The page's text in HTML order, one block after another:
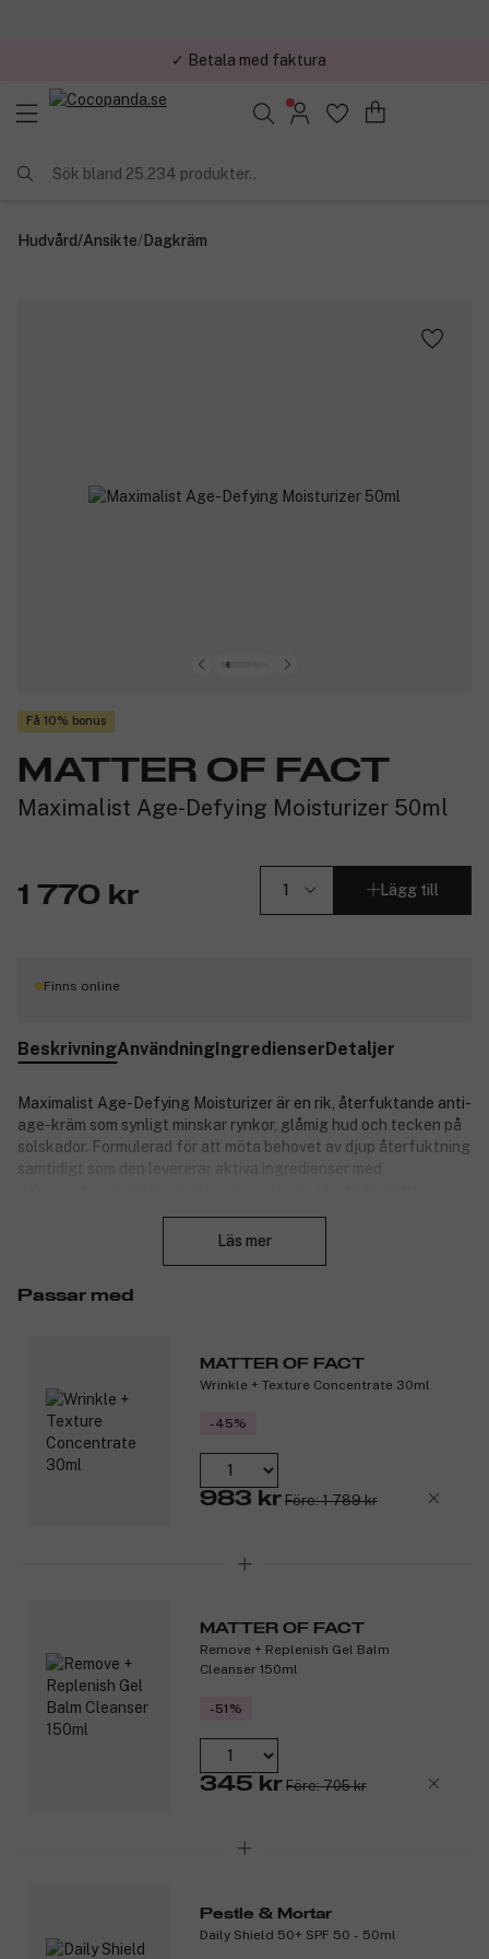
✓ Betala med faktura
Sök bland 25.234 produkter..
Hudvård/Ansikte/Dagkräm
Få 10% bonus
MATTER OF FACT
Maximalist Age-Defying Moisturizer 50ml
1 770 kr Lägg till
Finns online
BeskrivningAnvändningIngredienserDetaljer
Maximalist Age-Defying Moisturizer är en rik, återfuktande anti-
age-kräm som synligt minskar rynkor, glåmig hud och tecken på
solskador. Formulerad för att möta behovet av djup återfuktning
samtidigt som den levererar aktiva ingredienser med
utseende. Perfekt för mogen hud, eller hud som visar tecken på
Läs mer
Passar med
MATTER OF FACT
Wrinkle + Texture Concentrate 30ml
-45%
983 kr Före: 1 789 kr
MATTER OF FACT
Remove + Replenish Gel Balm
Cleanser 150ml
-51%
345 kr Före: 705 kr
Pestle & Mortar
Daily Shield 50+ SPF 50 - 50ml